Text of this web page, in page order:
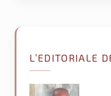
L’EDITORIALE